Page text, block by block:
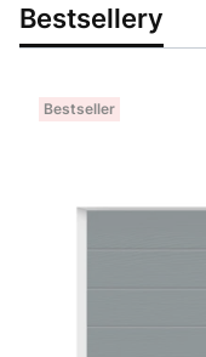
Bestsellery
Bestseller